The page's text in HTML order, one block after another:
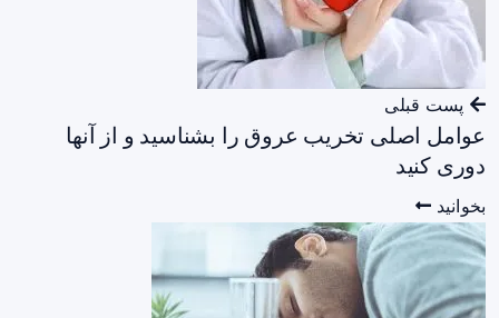
پست قبلی
عوامل اصلی تخریب عروق را بشناسید و از آنها
دوری کنید
بخوانید